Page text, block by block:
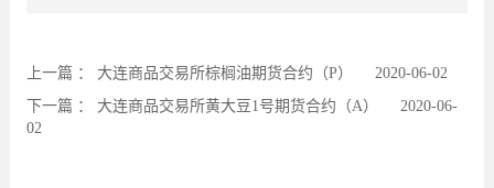
上一篇 ： 大连商品交易所棕榈油期货合约（P）
2020-06-02
下一篇 ： 大连商品交易所黄大豆1号期货合约（A）
2020-06-
02